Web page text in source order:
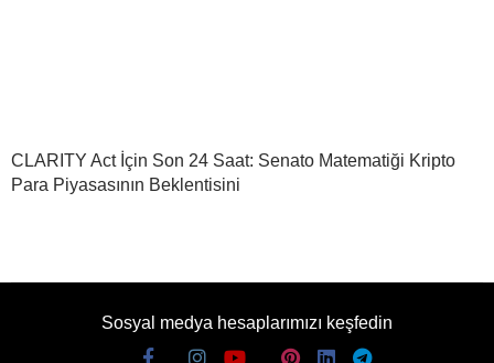
CLARITY Act İçin Son 24 Saat: Senato Matematiği Kripto
Para Piyasasının Beklentisini
Sosyal medya hesaplarımızı keşfedin